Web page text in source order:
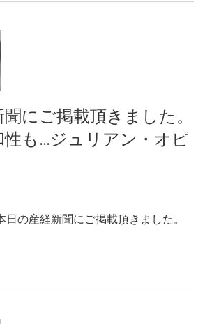
にご掲載頂きました。
も…ジュリアン・オピ
日の産経新聞にご掲載頂きました。